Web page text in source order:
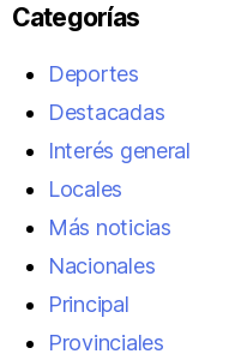
Categorías
Deportes
Destacadas
Interés general
Locales
Más noticias
Nacionales
Principal
Provinciales